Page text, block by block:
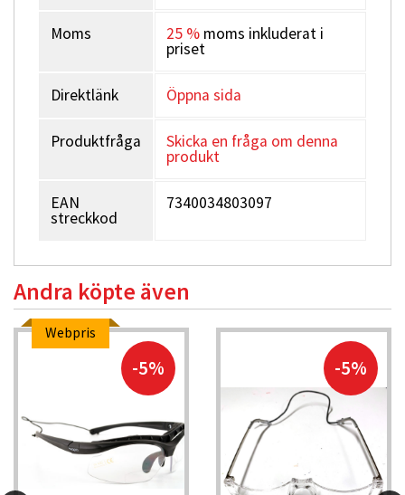
Moms 25 % moms inkluderat i
priset
Direktlänk Öppna sida
Produktfråga Skicka en fråga om denna
produkt
EAN
streckkod
7340034803097
Andra köpte även
Webpris
-5% -5%